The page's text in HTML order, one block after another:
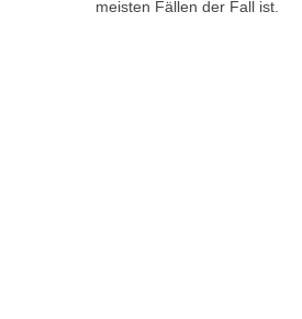
meisten Fällen der Fall ist.